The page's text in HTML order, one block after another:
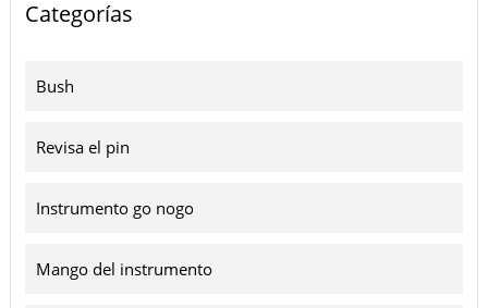
Categorías
Bush
Revisa el pin
Instrumento go nogo
Mango del instrumento